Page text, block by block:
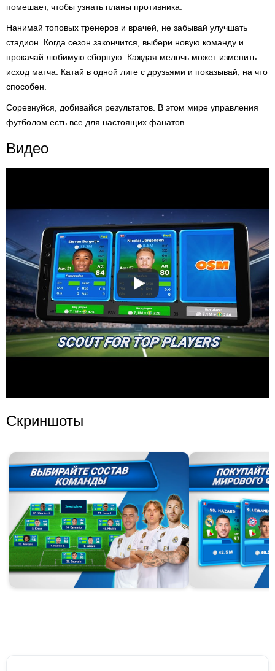
помешает, чтобы узнать планы противника.
Нанимай топовых тренеров и врачей, не забывай улучшать
стадион. Когда сезон закончится, выбери новую команду и
прокачай любимую сборную. Каждая мелочь может изменить
исход матча. Катай в одной лиге с друзьями и показывай, на что
способен.
Соревнуйся, добивайся результатов. В этом мире управления
футболом есть все для настоящих фанатов.
Видео
Скриншоты